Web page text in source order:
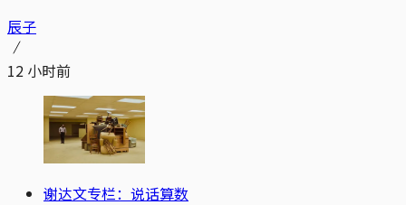
辰子
12 小时前
谢达文专栏：说话算数